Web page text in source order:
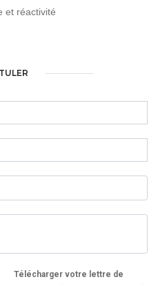
et réactivité
Télécharger votre lettre de